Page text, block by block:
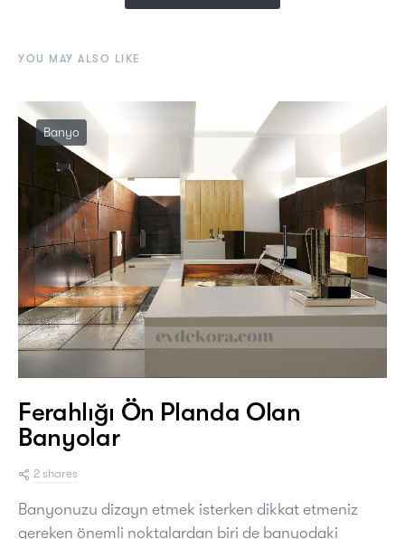
YOU MAY ALSO LIKE
Banyo
Ferahlığı Ön Planda Olan
Banyolar
2 shares
Banyonuzu dizayn etmek isterken dikkat etmeniz
gereken önemli noktalardan biri de banyodaki